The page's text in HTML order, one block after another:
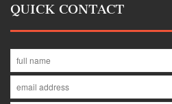
QUICK CONTACT